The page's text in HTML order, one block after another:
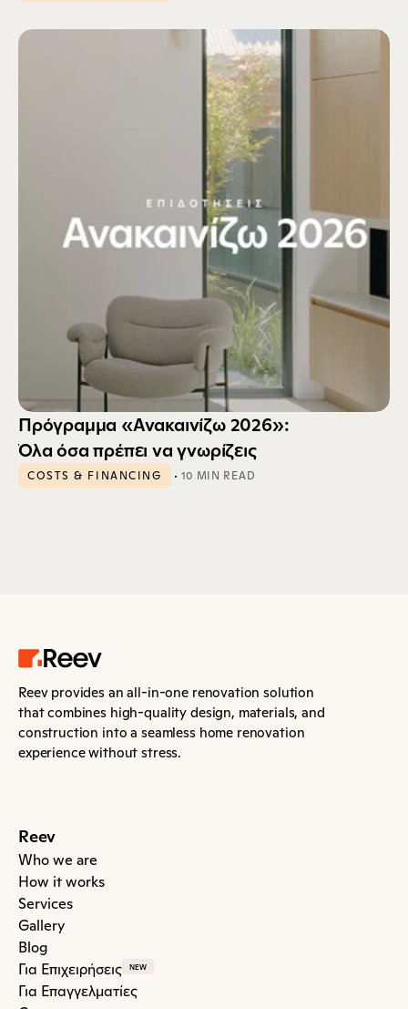
Πρόγραμμα «Ανακαινίζω 2026»:
Όλα όσα πρέπει να γνωρίζεις
COSTS & FINANCING · 10 MIN READ
Reev provides an all-in-one renovation solution
that combines high-quality design, materials, and
construction into a seamless home renovation
experience without stress.
Reev
Who we are
How it works
Services
Gallery
Blog
Για Επιχειρήσεις
NEW
Για Επαγγελματίες